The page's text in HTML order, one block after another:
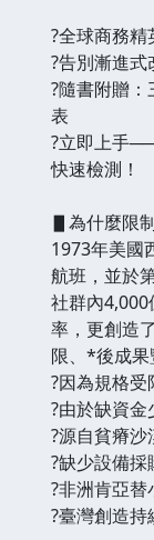
?全球商務
?告別漸進
?隨書附贈
表
?立即上手
快速檢測！
▋為什麼限
1973年美國
航班，並於
社群內
率，更創造
限、*後成果
?因為規格
?由於缺資
?源自貧瘠
?缺少設備
?非洲肯亞
?臺灣創造